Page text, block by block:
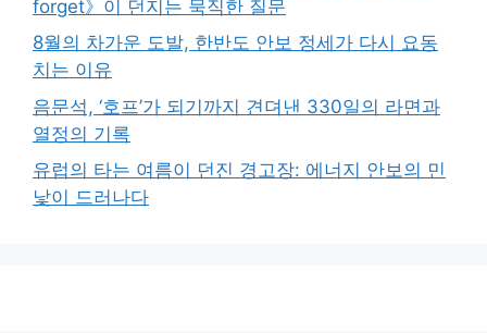
forget》이 던지는 묵직한 질문
8월의 차가운 도발, 한반도 안보 정세가 다시 요동
치는 이유
음문석, ‘호프’가 되기까지 견뎌낸 330일의 라면과
열정의 기록
유럽의 타는 여름이 던진 경고장: 에너지 안보의 민
낯이 드러나다